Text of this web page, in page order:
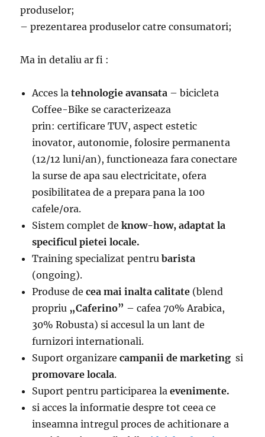
produselor;
– prezentarea produselor catre consumatori;
Ma in detaliu ar fi :
Acces latehnologie avansata – bicicleta
Coffee-Bike se caracterizeaza
prin: certificare TUV, aspect estetic
inovator, autonomie, folosire permanenta
(12/12 luni/an), functioneaza fara conectare
la surse de apa sau electricitate, ofera
posibilitatea de a prepara pana la 100
cafele/ora.
Sistem complet deknow-how, adaptat la
specificul pietei locale.
Training specializat pentrubarista
(ongoing).
Produse decea mai inalta calitate (blend
propriu „Caferino” – cafea 70% Arabica,
30% Robusta) si accesul la un lant de
furnizori internationali.
Suport organizarecampanii de marketing si
promovare locala.
Suport pentru participarea laevenimente.
si acces la informatie despre tot ceea ce
inseamna intregul proces de achitionare a